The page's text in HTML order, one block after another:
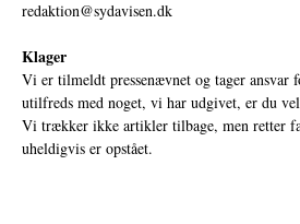
redaktion@sydavisen.dk
Klager
Vi er tilmeldt pressenævnet og tager ansvar
utilfreds med noget, vi har udgivet, er du
Vi trækker ikke artikler tilbage, men retter
uheldigvis er opstået.